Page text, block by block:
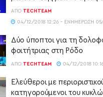
ΑΠΌ TECHTEAM
04/12/2018 12:26 - ΕΝΗΜΈΡΩΣΗ 05/
Δύο ύποπτοι για τη
φοιτήτριας στη Ρόδο
ΑΠΌ TECHTEAM 04/12/2018
Ελεύθεροι με
κατηγορούμενοι του